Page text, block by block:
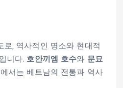
로, 역사적인 명소와 현대적
니다. 호안끼엠 호수와 문묘
서는 베트남의 전통과 역사